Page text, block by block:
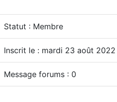
Statut : Membre
Inscrit le : mardi 23 août 2022
Message forums : 0